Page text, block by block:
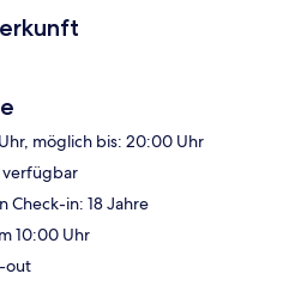
möglich bis: 20:00 Uhr
verfügbar
Check-in: 18 Jahre
10:00 Uhr
out